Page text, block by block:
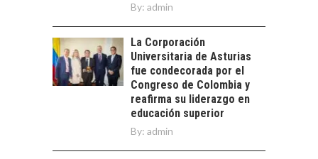
Chile como hub
tecnológico de
América Latina:
avances y desafíos…
LA
TRANSFORMACIÓN
DE LOS RECURSOS
HUMANOS EN LAS
EMPRESAS
CHILENAS
By: admin
La Corporación
Universitaria de Asturias
fue condecorada por el
Congreso de Colombia y
reafirma su liderazgo en
educación superior
By: admin